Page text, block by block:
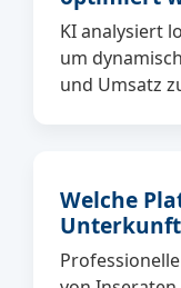
KI analysiert
um
und Umsatz
Welche